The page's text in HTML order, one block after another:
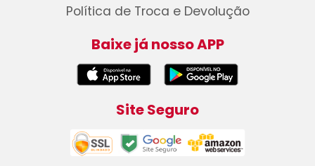
Política de Troca e Devolução
Baixe já nosso APP
Site Seguro